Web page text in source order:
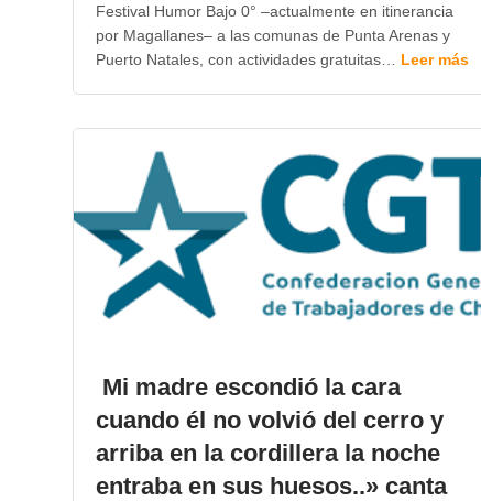
Festival Humor Bajo 0° –actualmente en itinerancia
por Magallanes– a las comunas de Punta Arenas y
Puerto Natales, con actividades gratuitas… Leer más
Mi madre escondió la cara
cuando él no volvió del cerro y
arriba en la cordillera la noche
entraba en sus huesos..» canta